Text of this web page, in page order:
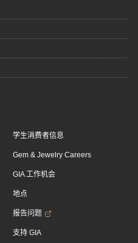
学生消费者信息
Gem & Jewelry Careers
GIA 工作机会
地点
报告问题
支持 GIA